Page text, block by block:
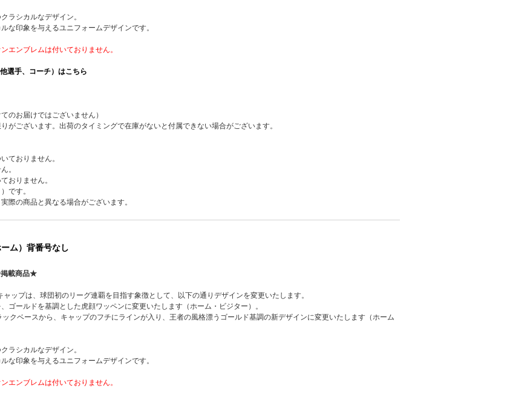
ラシカルなデザイン。
な印象を与えるユニフォームデザインです。
エンブレムは付いておりません。
選手、コーチ）はこちら
のお届けではございません）
がございます。出荷のタイミングで在庫がないと付属できない場合がございます。
ておりません。
。
おりません。
です。
際の商品と異なる場合がございます。
ム）背番号なし
載商品★
ップは、球団初のリーグ連覇を目指す象徴として、以下の通りデザインを変更いたします。
ゴールドを基調とした虎顔ワッペンに変更いたします（ホーム・ビジター）。
ックベースから、キャップのフチにラインが入り、王者の風格漂うゴールド基調の新デザインに変更いたします（ホーム
ラシカルなデザイン。
な印象を与えるユニフォームデザインです。
エンブレムは付いておりません。